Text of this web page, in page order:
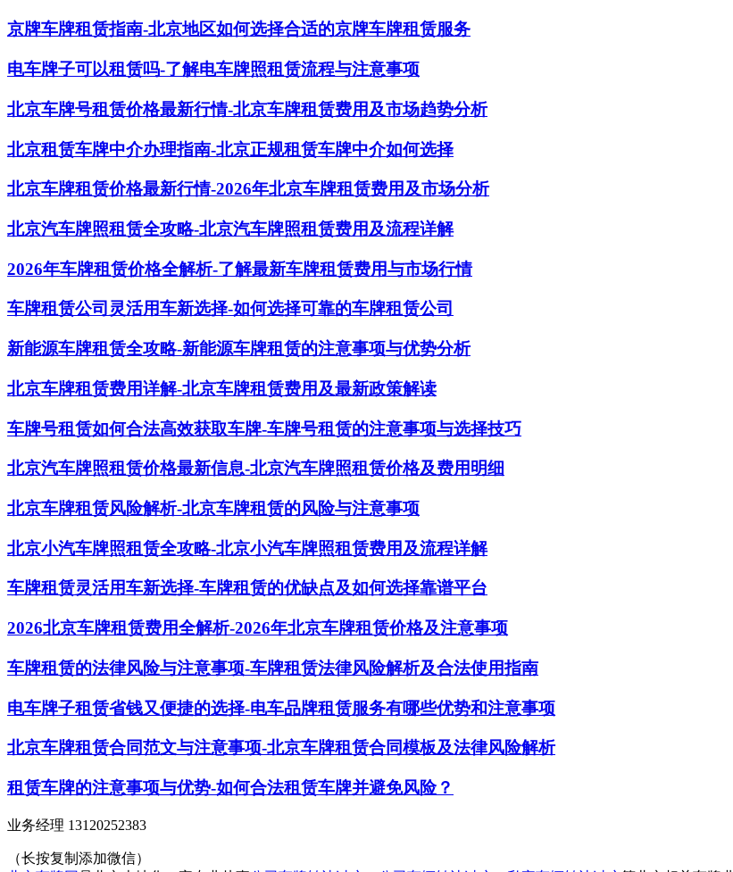
京牌车牌租赁指南-北京地区如何选择合适的京牌车牌租赁服务
电车牌子可以租赁吗-了解电车牌照租赁流程与注意事项
北京车牌号租赁价格最新行情-北京车牌租赁费用及市场趋势分析
北京租赁车牌中介办理指南-北京正规租赁车牌中介如何选择
北京车牌租赁价格最新行情-2026年北京车牌租赁费用及市场分析
北京汽车牌照租赁全攻略-北京汽车牌照租赁费用及流程详解
2026年车牌租赁价格全解析-了解最新车牌租赁费用与市场行情
车牌租赁公司灵活用车新选择-如何选择可靠的车牌租赁公司
新能源车牌租赁全攻略-新能源车牌租赁的注意事项与优势分析
北京车牌租赁费用详解-北京车牌租赁费用及最新政策解读
车牌号租赁如何合法高效获取车牌-车牌号租赁的注意事项与选择技巧
北京汽车牌照租赁价格最新信息-北京汽车牌照租赁价格及费用明细
北京车牌租赁风险解析-北京车牌租赁的风险与注意事项
北京小汽车牌照租赁全攻略-北京小汽车牌照租赁费用及流程详解
车牌租赁灵活用车新选择-车牌租赁的优缺点及如何选择靠谱平台
2026北京车牌租赁费用全解析-2026年北京车牌租赁价格及注意事项
车牌租赁的法律风险与注意事项-车牌租赁法律风险解析及合法使用指南
电车牌子租赁省钱又便捷的选择-电车品牌租赁服务有哪些优势和注意事项
北京车牌租赁合同范文与注意事项-北京车牌租赁合同模板及法律风险解析
租赁车牌的注意事项与优势-如何合法租赁车牌并避免风险？
业务经理 13120252383
（长按复制添加微信）